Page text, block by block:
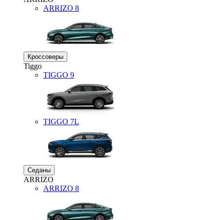
ARRIZO 8
Кроссоверы
Tiggo
TIGGO 9
TIGGO 7L
Седаны
ARRIZO
ARRIZO 8